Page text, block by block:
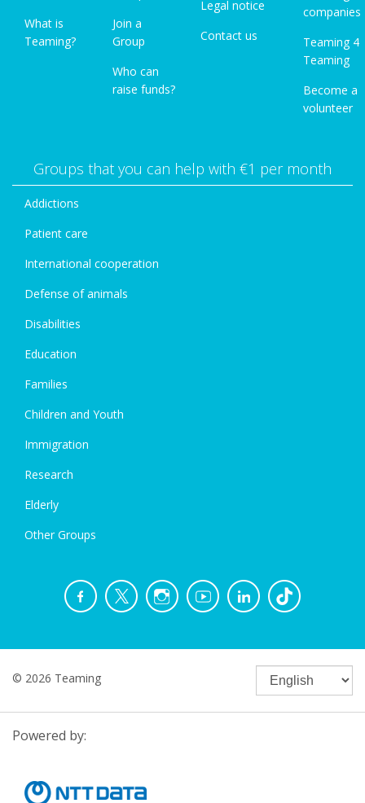
What is
Teaming?
Join a
Group
Who can
raise funds?
Legal notice
Contact us
companies
Teaming 4
Teaming
Become a
volunteer
Groups that you can help with €1 per month
Addictions
Patient care
International cooperation
Defense of animals
Disabilities
Education
Families
Children and Youth
Immigration
Research
Elderly
Other Groups
© 2026 Teaming
Powered by: